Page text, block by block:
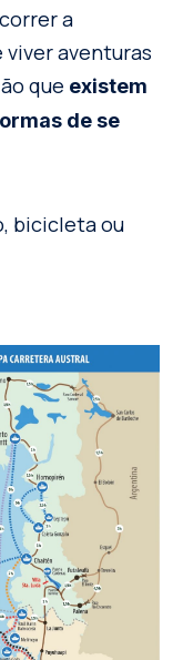
a
aventuras
que existem
de se
bicicleta ou